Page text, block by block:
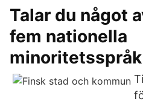
Talar du något
fem nationella
minoritetsspråk